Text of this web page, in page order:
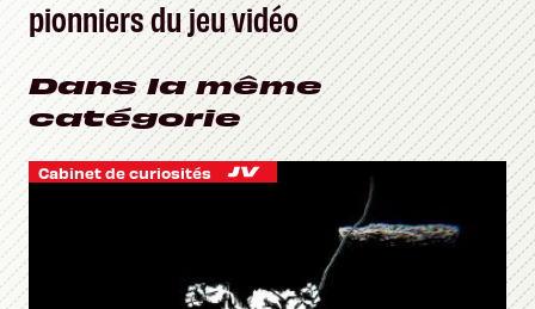
pionniers du jeu vidéo
Dans la même
catégorie
Cabinet de curiosités